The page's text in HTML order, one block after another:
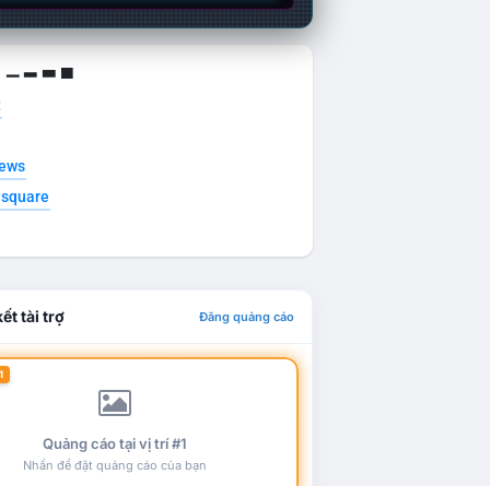
▁ ▂ ▃ ▄
tài trợ Đăng quảng cáo
Quảng cáo tại vị trí #1
Nhấn để đặt quảng cáo của bạn